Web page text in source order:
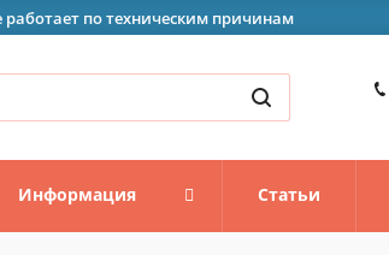
работает по техническим причинам
Информация Статьи